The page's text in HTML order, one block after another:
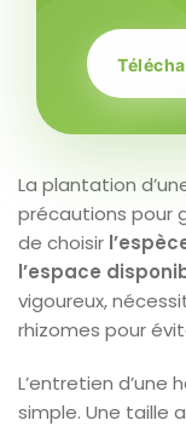
La plantation
précautions pour
de choisir
l’espace
vigoureux,
rhizomes pour
L’entretien
simple. Une taille